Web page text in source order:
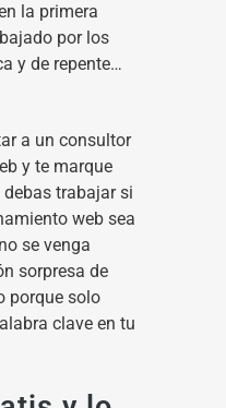
la primera
por los
y de repente…
a un consultor
y te marque
trabajar si
web sea
se venga
sorpresa de
porque solo
clave en tu